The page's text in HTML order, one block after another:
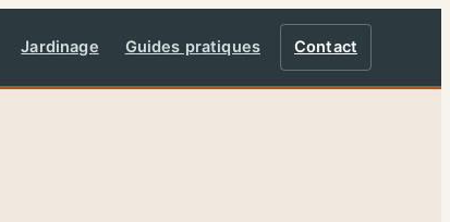
Jardinage Guides pratiques Contact